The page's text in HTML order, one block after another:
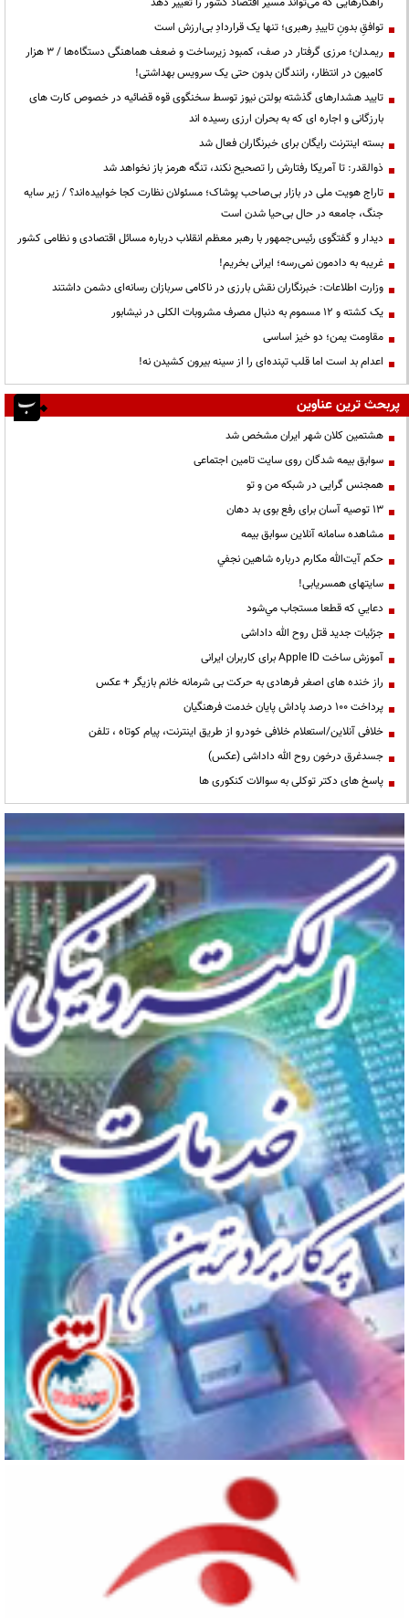
توافقِ بدونِ تاییدِ رهبری؛ تنها یک قراردادِ بی‌ارزش است
ریمـدان؛ مرزی گرفتار در صف، کمبود زیرساخت و ضعف هماهنگی دستگاه‌ها / ۳ هزار
کامیون در انتظار، رانندگان بدون حتی یک سرویس بهداشتی!
تایید هشدارهای گذشته بولتن نیوز توسط سخنگوی قوه قضائیه در خصوص کارت های
بارزگانی و اجاره ای که به بحران ارزی رسیده اند
بسته اینترنت رایگان برای خبرنگاران فعال شد
ذوالقدر: تا آمریکا رفتارش را تصحیح نکند، تنگه هرمز باز نخواهد شد
تاراج هویت ملی در بازار بی‌صاحب پوشاک؛ مسئولان نظارت کجا خوابیده‌اند؟ / زیر سایه
جنگ، جامعه در حال بی‌حیا شدن است
دیدار و گفتگوی رئیس‌جمهور با رهبر معظم انقلاب درباره مسائل اقتصادی و نظامی کشور
غریبه به دادمون نمی‌رسه؛ ایرانی بخریم!
وزارت اطلاعات: خبرنگاران نقش بارزی در ناکامی سربازان رسانه‌ای دشمن داشتند
یک کشته و ۱۲ مسموم به دنبال مصرف مشروبات الکلی در نیشابور
مقاومت یمن؛ دو خیز اساسی
اعدام بد است اما قلب تپنده‌ای را از سینه بیرون کشیدن نه!
پربحث ترین عناوین
هشتمین کلان شهر ایران مشخص شد
سوابق بیمه شدگان روی سایت تامین اجتماعی
همجنس گرایی در شبکه من و تو
13 توصیه آسان برای رفع بوی بد دهان
مشاهده سامانه آنلاين سوابق بیمه
حكم آيت‌الله مكارم درباره شاهين نجفي
سایتهای همسریابی!
دعايي كه قطعا مستجاب مي‌شود
جزئیات جدید قتل روح الله داداشی
آموزش ساخت Apple ID برای کاربران ایرانی
راز خنده های اصغر فرهادی به حرکت بی شرمانه خانم بازیگر + عکس
پرداخت ۱۰۰ درصد پاداش پایان خدمت فرهنگیان
خلافی آنلاین/استعلام خلافی خودرو از طریق اینترنت، پیام کوتاه ، تلفن
جسدغرق درخون روح الله داداشی (عکس)
پاسخ های دکتر توکلی به سوالات کنکوری ها